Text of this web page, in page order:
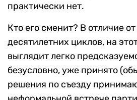
практически нет.
Кто его сменит? В отличие
десятилетних циклов, на
выглядит легко
безусловно, уже принято
решения по съезду